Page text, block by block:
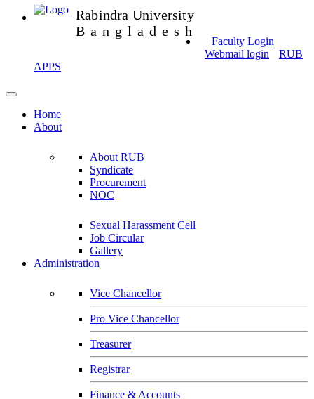
Rabindra University
Bangladesh
Faculty Login
Webmail login
RUB
APPS
Home
About
About RUB
Syndicate
Procurement
NOC
Sexual Harassment Cell
Job Circular
Gallery
Administration
Vice Chancellor
Pro Vice Chancellor
Treasurer
Registrar
Finance & Accounts